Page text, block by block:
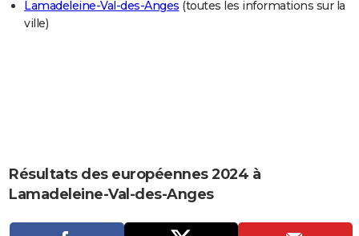
Destinations
City break
Voyage nature
Voyage de noces
Forum
Climat
PHOTO
Dictionnaire
Biographies
Citations
Expressions
Proverbes
PROGRAMME TV
Lamadeleine-Val-des-Anges (toutes les informations sur la
ville)
Résultats des européennes 2024 à
Lamadeleine-Val-des-Anges